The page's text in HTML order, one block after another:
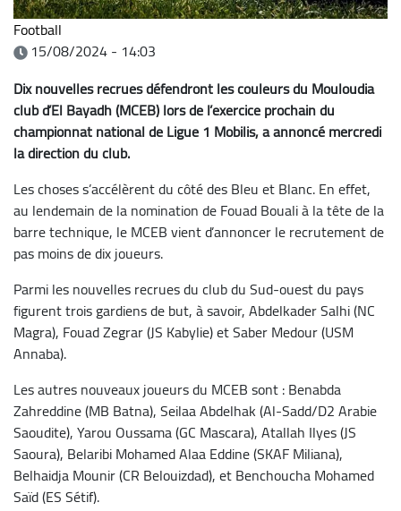
Football
15/08/2024 - 14:03
Dix nouvelles recrues défendront les couleurs du Mouloudia
club d’El Bayadh (MCEB) lors de l’exercice prochain du
championnat national de Ligue 1 Mobilis, a annoncé mercredi
la direction du club.
Les choses s’accélèrent du côté des Bleu et Blanc. En effet,
au lendemain de la nomination de Fouad Bouali à la tête de la
barre technique, le MCEB vient d’annoncer le recrutement de
pas moins de dix joueurs.
Parmi les nouvelles recrues du club du Sud-ouest du pays
figurent trois gardiens de but, à savoir, Abdelkader Salhi (NC
Magra), Fouad Zegrar (JS Kabylie) et Saber Medour (USM
Annaba).
Les autres nouveaux joueurs du MCEB sont : Benabda
Zahreddine (MB Batna), Seilaa Abdelhak (Al-Sadd/D2 Arabie
Saoudite), Yarou Oussama (GC Mascara), Atallah Ilyes (JS
Saoura), Belaribi Mohamed Alaa Eddine (SKAF Miliana),
Belhaidja Mounir (CR Belouizdad), et Benchoucha Mohamed
Saïd (ES Sétif).